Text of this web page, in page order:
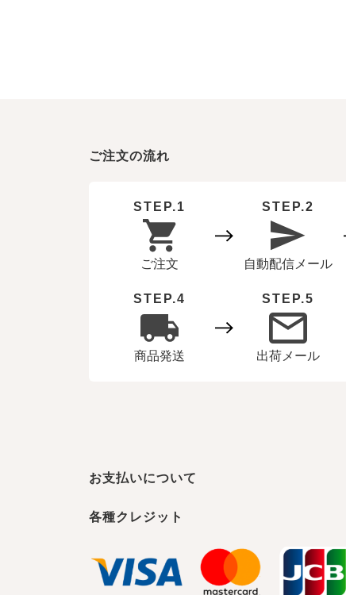
ご注文の流れ
STEP.1
ご注文
STEP.2
自動配信メール
STEP.4
商品発送
STEP.5
出荷メール
お支払いについて
各種クレジット